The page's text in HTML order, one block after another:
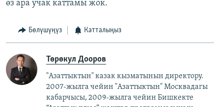
өз ара учак каттамы жок.
Бөлүшүңүз Катталыңыз
Төрөкул Дооров
"Азаттыктын" казак кызматынын директору.
2007-жылга чейин "Азаттыктын" Москвадагы
кабарчысы, 2009-жылга чейин Бишкекте